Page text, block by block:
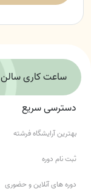
ساعت کاری سالن
دسترسی سریع
بهترین آرایشگاه فرشته
ثبت نام دوره
دوره های آنلاین و حضوری